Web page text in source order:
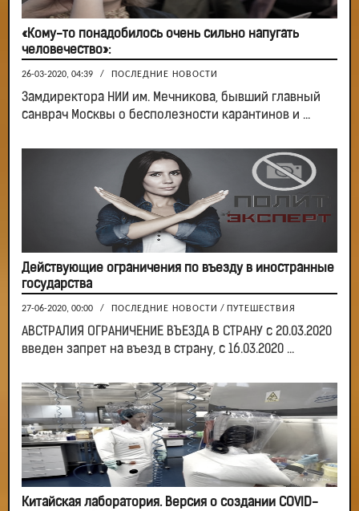
«Кому-то понадобилось очень сильно напугать
человечество»:
26-03-2020, 04:39 / ПОСЛЕДНИЕ НОВОСТИ
Замдиректора НИИ им. Мечникова, бывший главный
санврач Москвы о бесполезности карантинов и ...
Действующие ограничения по въезду в иностранные
государства
27-06-2020, 00:00 / ПОСЛЕДНИЕ НОВОСТИ / ПУТЕШЕСТВИЯ
АВСТРАЛИЯ ОГРАНИЧЕНИЕ ВЪЕЗДА В СТРАНУ с 20.03.2020
введен запрет на въезд в страну, с 16.03.2020 ...
Китайская лаборатория. Версия о создании COVID-